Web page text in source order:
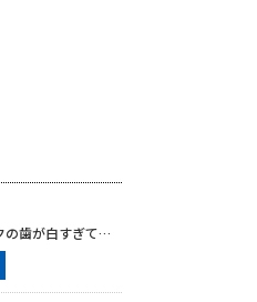
セラミックの歯が白すぎて不自然…やり直すべき？歯を削るリスクを大橋の歯医者が解説